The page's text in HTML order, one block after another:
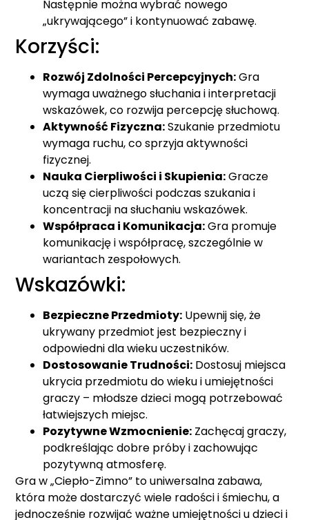
Następnie można wybrać nowego
„ukrywającego” i kontynuować zabawę.
Korzyści:
Rozwój Zdolności Percepcyjnych:Gra
wymaga uważnego słuchania i interpretacji
wskazówek, co rozwija percepcję słuchową.
Aktywność Fizyczna:Szukanie przedmiotu
wymaga ruchu, co sprzyja aktywności
fizycznej.
Nauka Cierpliwości i Skupienia:Gracze
uczą się cierpliwości podczas szukania i
koncentracji na słuchaniu wskazówek.
Współpraca i Komunikacja:Gra promuje
komunikację i współpracę, szczególnie w
wariantach zespołowych.
Wskazówki:
Bezpieczne Przedmioty: Upewnij się, że
ukrywany przedmiot jest bezpieczny i
odpowiedni dla wieku uczestników.
Dostosowanie Trudności: Dostosuj miejsca
ukrycia przedmiotu do wieku i umiejętności
graczy – młodsze dzieci mogą potrzebować
łatwiejszych miejsc.
Pozytywne Wzmocnienie: Zachęcaj graczy,
podkreślając dobre próby i zachowując
pozytywną atmosferę.
Gra w „Ciepło-Zimno” to uniwersalna zabawa,
która może dostarczyć wiele radości i śmiechu, a
jednocześnie rozwijać ważne umiejętności u dzieci i